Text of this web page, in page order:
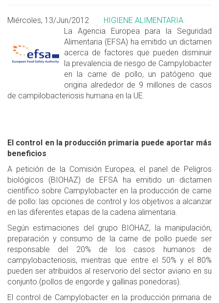
Miércoles, 13/Jun/2012
HIGIENE ALIMENTARIA
La Agencia Europea para la Seguridad
Alimentaria (EFSA) ha emitido un dictamen
acerca de factores que pueden disminuir
la prevalencia de riesgo de Campylobacter
en la carne de pollo, un patógeno que
origina alrededor de 9 millones de casos
de campilobacteriosis humana en la UE.
El control en la producción primaria puede aportar más
beneficios
A petición de la Comisión Europea, el panel de Peligros
biológicos (BIOHAZ) de EFSA ha emitido un dictamen
científico sobre Campylobacter en la producción de carne
de pollo: las opciones de control y los objetivos a alcanzar
en las diferentes etapas de la cadena alimentaria.
Según estimaciones del grupo BIOHAZ, la manipulación,
preparación y consumo de la carne de pollo puede ser
responsable del 20% de los casos humanos de
campylobacteriosis, mientras que entre el 50% y el 80%
pueden ser atribuidos al reservorio del sector aviario en su
conjunto (pollos de engorde y gallinas ponedoras).
El control de Campylobacter en la producción primaria de